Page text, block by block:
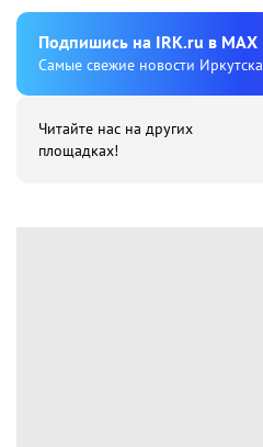
Подпишиcь на IRK.ru в MAX
Cамые свежие новости Иркутска
Читайте нас на других
площадках!